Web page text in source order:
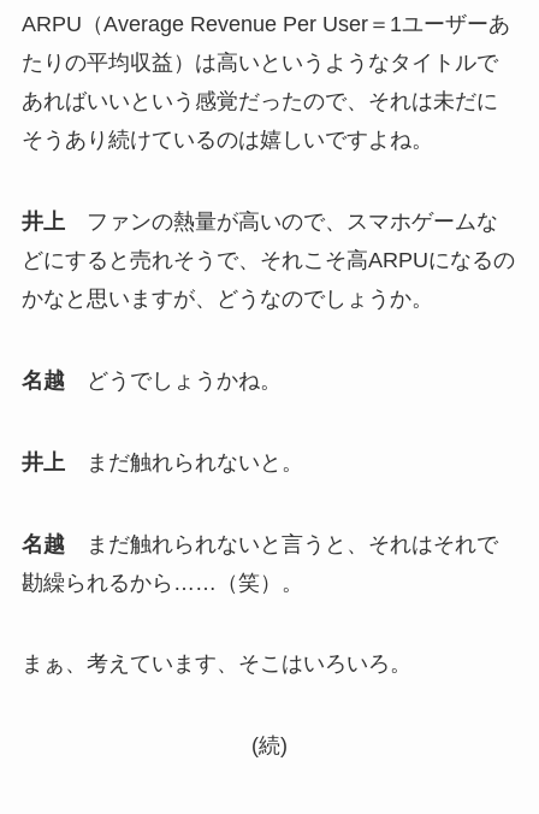
ARPU（Average Revenue Per User＝1ユーザーあ
たりの平均収益）は高いというようなタイトルで
あればいいという感覚だったので、それは未だに
そうあり続けているのは嬉しいですよね。
井上ファンの熱量が高いので、スマホゲームな
どにすると売れそうで、それこそ高ARPUになるの
かなと思いますが、どうなのでしょうか。
名越どうでしょうかね。
井上 まだ触れられないと。
名越まだ触れられないと言うと、それはそれで
勘繰られるから……（笑）。
まぁ、考えています、そこはいろいろ。
(続)